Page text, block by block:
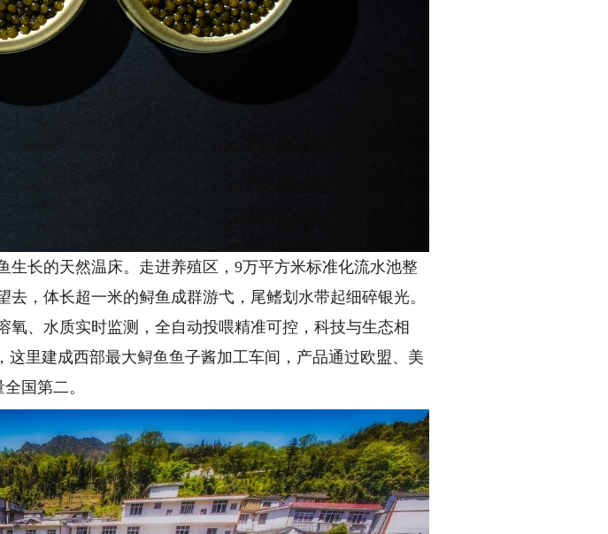
长的天然温床。走进养殖区，9万平方米标准化流水池整
，体长超一米的鲟鱼成群游弋，尾鳍划水带起细碎银光。
、水质实时监测，全自动投喂精准可控，科技与生态相
里建成西部最大鲟鱼鱼子酱加工车间，产品通过欧盟、美
国第二。